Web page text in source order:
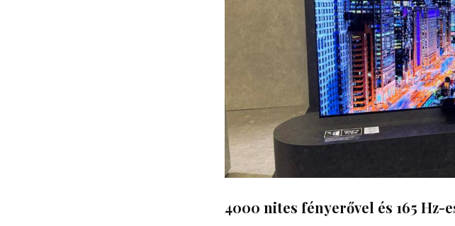
4000 nites fényerővel és 165 Hz-